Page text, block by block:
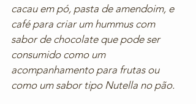
cacau em pó, pasta de amendoim, e
café para criar um hummus com
sabor de chocolate que pode ser
consumido como um
acompanhamento para frutas ou
como um sabor tipo Nutella no pão.